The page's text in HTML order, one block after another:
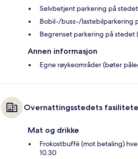
Selvbetjent parkering på stedet
Bobil-/buss-/lastebilparkering
Begrenset parkering på stedet
Annen informasjon
Egne røykeområder (bøter
Overnattingsstedets
Mat og drikke
Frokostbuffé (mot betaling)
10.30